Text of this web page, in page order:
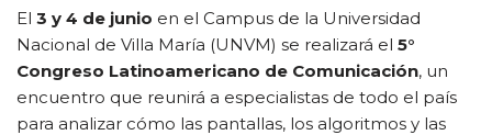
El 3 y 4 de junio en el Campus de la Universidad
Nacional de Villa María (UNVM) se realizará el 5°
Congreso Latinoamericano de Comunicación, un
encuentro que reunirá a especialistas de todo el país
para analizar cómo las pantallas, los algoritmos y las